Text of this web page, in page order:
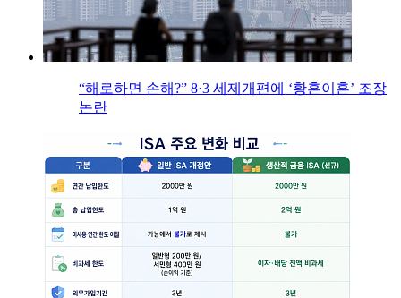
“해로하면 손해?” 8·3 세제개편에 ‘황혼이혼’ 조장
논란